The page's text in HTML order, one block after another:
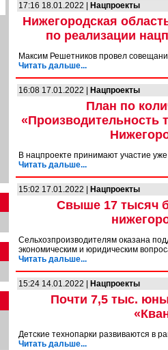
17:16 18.01.2022 | Нацпроекты
Нижегородская
по реализации
Максим Решетников провел
Читать дальше...
16:08 17.01.2022 | Нацпроекты
План по
«Производительность
В нацпроекте принимают участие
Читать дальше...
15:02 17.01.2022 | Нацпроекты
Свыше 17 тысяч
Сельхозпроизводителям оказана
экономическим и юридическим
Читать дальше...
15:24 14.01.2022 | Нацпроекты
Почти 7,5 тыс.
Детские технопарки развиваются в
Читать дальше...